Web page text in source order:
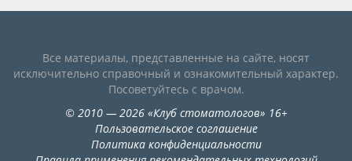
Все материалы, представленные на сайте, носят
исключительно справочный и ознакомительный характер.
Посоветуйтесь с врачом.
© 2010— 2026«Клуб стоматологов» 16+
Пользовательское соглашение
Политика конфиденциальности